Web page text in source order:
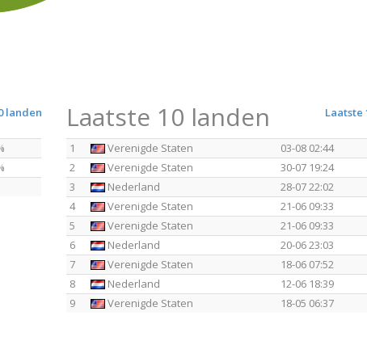
landen Laatste
Laatste 10 landen
1 Verenigde Staten
03-08 02:44
2
Verenigde Staten
30-07 19:24
3
Nederland
28-07 22:02
4
Verenigde Staten
21-06 09:33
5
Verenigde Staten
21-06 09:33
6
Nederland
20-06 23:03
7
Verenigde Staten
18-06 07:52
8
Nederland
12-06 18:39
9
Verenigde Staten 18-05 06:37